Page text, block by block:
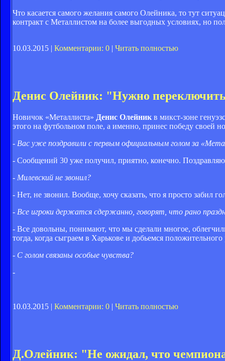
Что касается самого желания самого Олейника, то тут
контракт с Металлистом на более выгодных условиях, но
10.03.2015 | Комментарии: 0 | Читать полностью
Денис Олейник: "Нужно
Новичок «Металлиста» Денис Олейник в микст-зоне
этого на футбольном поле, а именно, принес победу своей
- Вас уже поздравили с первым официальным голом за
- Сообщений 30 уже получил, приятно, конечно.
- Милевский не звонил?
- Нет, не звонил. Вообще, хочу сказать, что я просто
- Все игроки держатся сдержанно, говорят, что рано
- Все довольны, понимают, что мы сделали многое,
тогда, когда сыграем в Харькове и добьемся
- С голом связаны особые чувства?
-
10.03.2015 | Комментарии: 0 | Читать полностью
Д.Олейник: "Не ожидал, что